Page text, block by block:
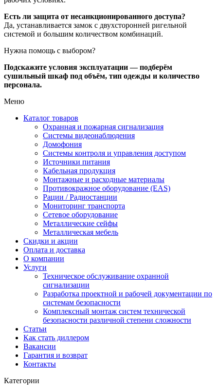
Есть ли защита от несанкционированного доступа?
Да, устанавливается замок с двухсторонней ригельной
системой и большим количеством комбинаций.
Нужна помощь с выбором?
Подскажите условия эксплуатации — подберём
сушильный шкаф под объём, тип одежды и количество
персонала.
Меню
Каталог товаров
Охранная и пожарная сигнализация
Системы видеонаблюдения
Домофония
Системы контроля и управления доступом
Источники питания
Кабельная продукция
Монтажные и расходные материалы
Противокражное оборудование (EAS)
Рации / Радиостанции
Мониторинг транспорта
Сетевое оборудование
Металлические сейфы
Металлическая мебель
Скидки и акции
Оплата и доставка
О компании
Услуги
Техническое обслуживание охранной
сигнализации
Разработка проектной и рабочей документации по
системам безопасности
Комплексный монтаж систем технической
безопасности различной степени сложности
Статьи
Как стать диллером
Вакансии
Гарантия и возврат
Контакты
Категории